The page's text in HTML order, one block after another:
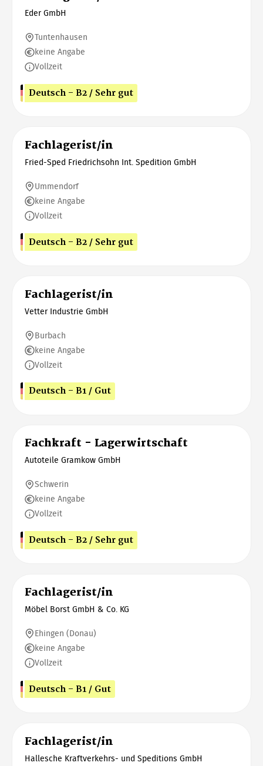
Eder GmbH
Tuntenhausen
keine Angabe
Vollzeit
Deutsch - B2 / Sehr gut
Fachlagerist/in
Fried-Sped Friedrichsohn Int. Spedition GmbH
Ummendorf
keine Angabe
Vollzeit
Deutsch - B2 / Sehr gut
Fachlagerist/in
Vetter Industrie GmbH
Burbach
keine Angabe
Vollzeit
Deutsch - B1 / Gut
Fachkraft - Lagerwirtschaft
Autoteile Gramkow GmbH
Schwerin
keine Angabe
Vollzeit
Deutsch - B2 / Sehr gut
Fachlagerist/in
Möbel Borst GmbH & Co. KG
Ehingen (Donau)
keine Angabe
Vollzeit
Deutsch - B1 / Gut
Fachlagerist/in
Hallesche Kraftverkehrs- und Speditions GmbH